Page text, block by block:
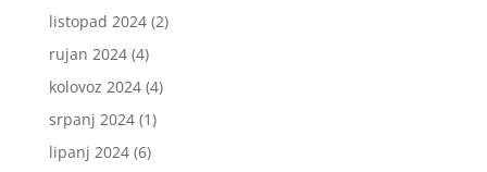
listopad 2024(2)
rujan 2024(4)
kolovoz 2024(4)
srpanj 2024(1)
lipanj 2024(6)